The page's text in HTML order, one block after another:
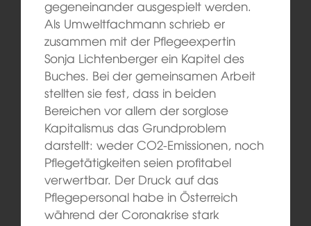
gegeneinander ausgespielt werden.
Als Umweltfachmann schrieb er
zusammen mit der Pflegeexpertin
Sonja Lichtenberger ein Kapitel des
Buches. Bei der gemeinsamen Arbeit
stellten sie fest, dass in beiden
Bereichen vor allem der sorglose
Kapitalismus das Grundproblem
darstellt: weder CO2-Emissionen, noch
Pflegetätigkeiten seien profitabel
verwertbar. Der Druck auf das
Pflegepersonal habe in Österreich
während der Coronakrise stark